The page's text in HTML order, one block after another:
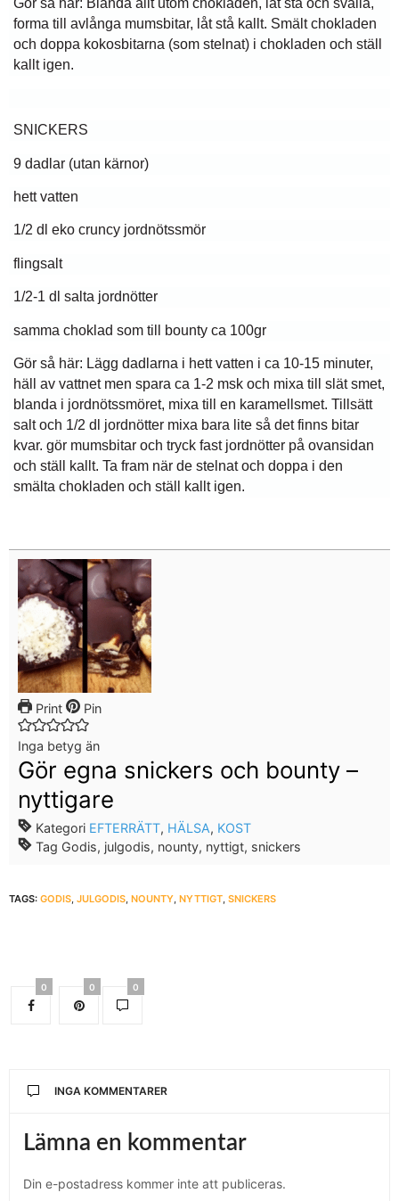
Gör så här: Blanda allt utom chokladen, låt stå och svälla,
forma till avlånga mumsbitar, låt stå kallt. Smält chokladen
och doppa kokosbitarna (som stelnat) i chokladen och ställ
kallt igen.
SNICKERS
9 dadlar (utan kärnor)
hett vatten
1/2 dl eko cruncy jordnötssmör
flingsalt
1/2-1 dl salta jordnötter
samma choklad som till bounty ca 100gr
Gör så här: Lägg dadlarna i hett vatten i ca 10-15 minuter,
häll av vattnet men spara ca 1-2 msk och mixa till slät smet,
blanda i jordnötssmöret, mixa till en karamellsmet. Tillsätt
salt och 1/2 dl jordnötter mixa bara lite så det finns bitar
kvar. gör mumsbitar och tryck fast jordnötter på ovansidan
och ställ kallt. Ta fram när de stelnat och doppa i den
smälta chokladen och ställ kallt igen.
Print Pin
Inga betyg än
Gör egna snickers och bounty –
nyttigare
Kategori EFTERRÄTT, HÄLSA, KOST
Tag Godis, julgodis, nounty, nyttigt, snickers
TAGS: GODIS, JULGODIS, NOUNTY, NYTTIGT, SNICKERS
0 0 0
INGA KOMMENTARER
Lämna en kommentar
Din e-postadress kommer inte att publiceras.